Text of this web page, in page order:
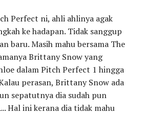
Perfect ni, ahli ahlinya agak
ke hadapan. Tidak sanggup
baru. Masih mahu bersama The
Brittany Snow yang
dalam Pitch Perfect 1 hingga
perasan, Brittany Snow ada
sepatutnya dia sudah pun
Hal ini kerana dia tidak mahu